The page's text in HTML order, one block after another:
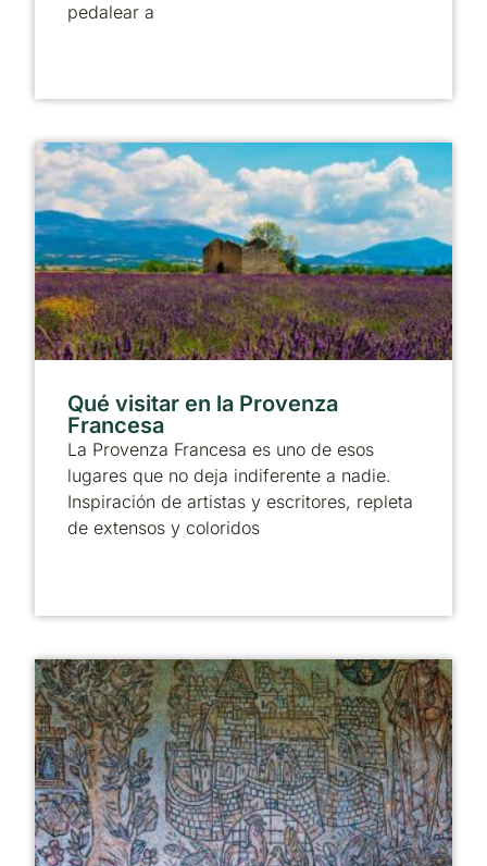
pedalear a
Qué visitar en la Provenza
Francesa
La Provenza Francesa es uno de esos
lugares que no deja indiferente a nadie.
Inspiración de artistas y escritores, repleta
de extensos y coloridos